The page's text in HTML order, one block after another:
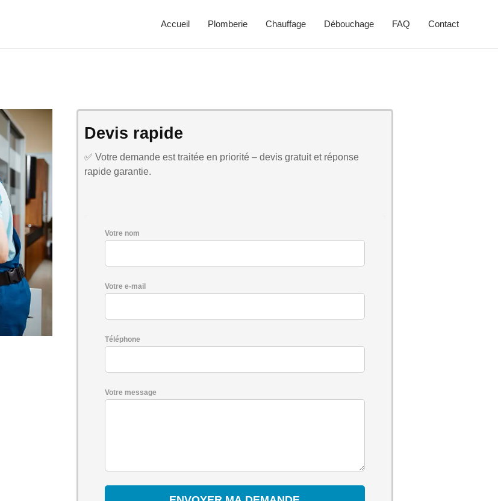
Accueil Plomberie Chauffage Débouchage FAQ Contact
Devis rapide
✅ Votre demande est traitée en priorité – devis gratuit et réponse
rapide garantie.
Votre nom
Votre e-mail
Téléphone
Votre message